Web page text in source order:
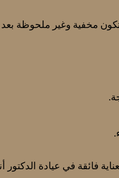
مخفية وغير ملحوظة بعد
فائقة في عيادة الدكتور